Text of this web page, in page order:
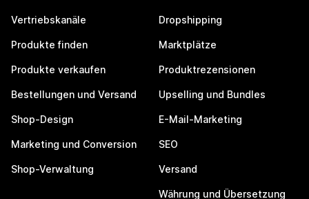
Vertriebskanäle
Produkte finden
Produkte verkaufen
Bestellungen und Versand
Shop-Design
Marketing und Conversion
Shop-Verwaltung
Dropshipping
Marktplätze
Produktrezensionen
Upselling und Bundles
E-Mail-Marketing
SEO
Versand
Währung und Übersetzung